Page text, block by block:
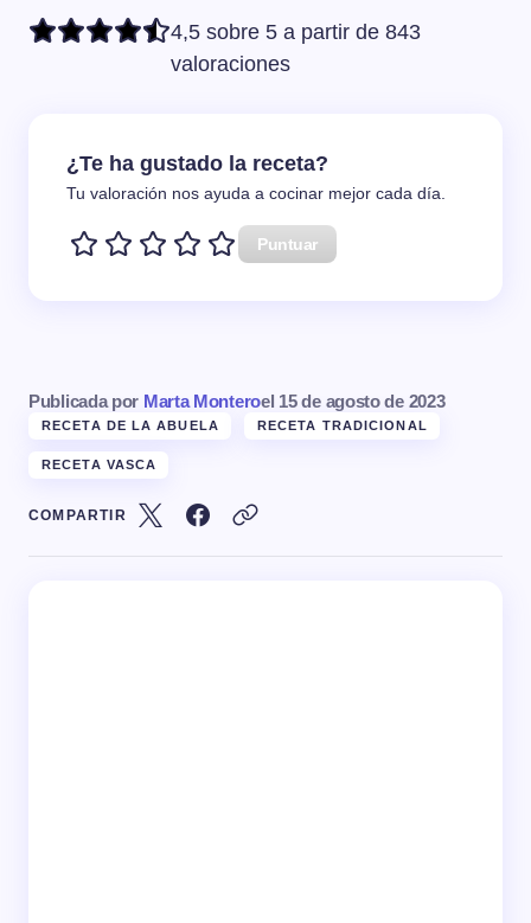
4,5 sobre 5 a partir de 843
valoraciones
¿Te ha gustado la receta?
Tu valoración nos ayuda a cocinar mejor cada día.
Puntuar
Publicada por Marta Monteroel 15 de agosto de 2023
RECETA DE LA ABUELA RECETA TRADICIONAL
RECETA VASCA
COMPARTIR